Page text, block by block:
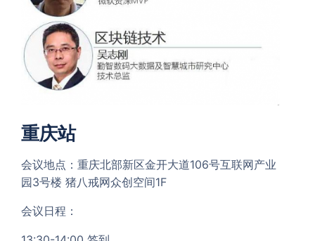
重庆站
会议地点：重庆北部新区金开大道106号互联网产业
园3号楼 猪八戒网众创空间1F
会议日程：